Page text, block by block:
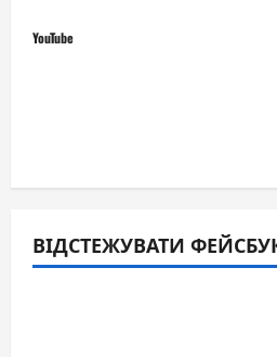
YouTube
ВІДСТЕЖУВАТИ